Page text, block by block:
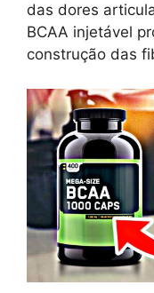
das dores
BCAA injetável
construção das